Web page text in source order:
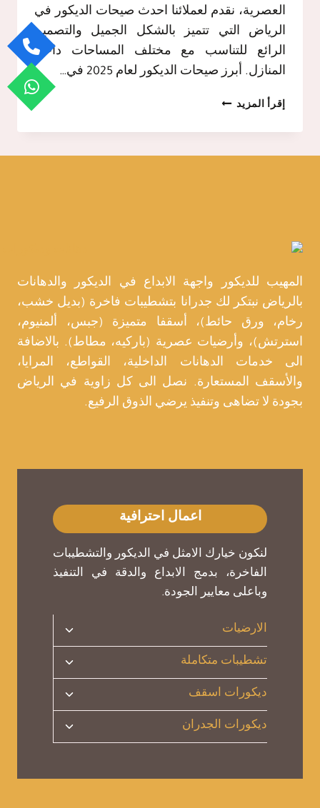
العصرية، نقدم لعملائنا احدث صيحات الديكور في
الرياض التي تتميز بالشكل الجميل والتصميم
الرائع للتناسب مع مختلف المساحات داخل
المنازل. أبرز صيحات الديكور لعام 2025 في…
إقرأ المزيد احدث
الديكور
المهيب للديكور واجهة الابداع في الديكور والدهانات
بالرياض نبتكر لك جدرانا بتشطيبات فاخرة (بديل خشب،
رخام، ورق حائط)، أسقفا متميزة (جبس، ألمنيوم،
استرتش)، وأرضيات عصرية (باركيه، مطاط). بالاضافة
الى خدمات الدهانات الداخلية، القواطع، المرايا،
والأسقف المستعارة. نصل الى كل زاوية في الرياض
بجودة لا تضاهى وتنفيذ يرضي الذوق الرفيع.
اعمال احترافية
لنكون خيارك الامثل في الديكور والتشطيبات
الفاخرة، بدمج الابداع والدقة في التنفيذ
وباعلى معايير الجودة.
الارضيات
تبديل
القائمة
الفرعية
تشطيبات متكاملة
تبديل
القائمة
الفرعية
ديكورات اسقف
تبديل
القائمة
الفرعية
ديكورات الجدران
تبديل
القائمة